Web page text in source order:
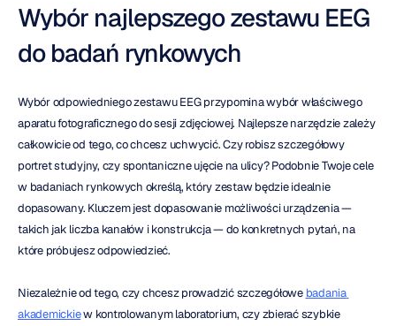
Wybór najlepszego zestawu EEG
do badań rynkowych
Wybór odpowiedniego zestawu EEG przypomina wybór właściwego
aparatu fotograficznego do sesji zdjęciowej. Najlepsze narzędzie zależy
całkowicie od tego, co chcesz uchwycić. Czy robisz szczegółowy
portret studyjny, czy spontaniczne ujęcie na ulicy? Podobnie Twoje cele
w badaniach rynkowych określą, który zestaw będzie idealnie
dopasowany. Kluczem jest dopasowanie możliwości urządzenia —
takich jak liczba kanałów i konstrukcja — do konkretnych pytań, na
które próbujesz odpowiedzieć.
Niezależnie od tego, czy chcesz prowadzić szczegółowe badania
akademickie w kontrolowanym laboratorium, czy zbierać szybkie